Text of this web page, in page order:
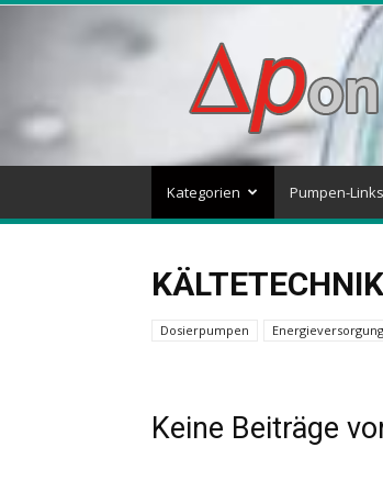
Delta
p
–
Blog
Kategorien Pumpen-Links
KÄLTETECHNIK
Dosierpumpen Energieversorgung
Keine Beiträge